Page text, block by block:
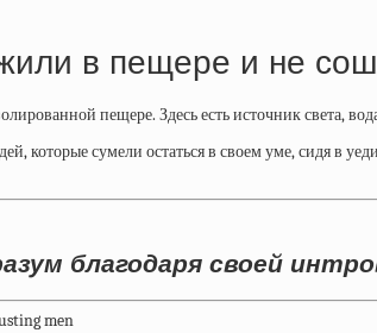
в пещере и не
пещере. Здесь есть источник света,
сумели остаться в своем уме, сидя в
благодаря своей